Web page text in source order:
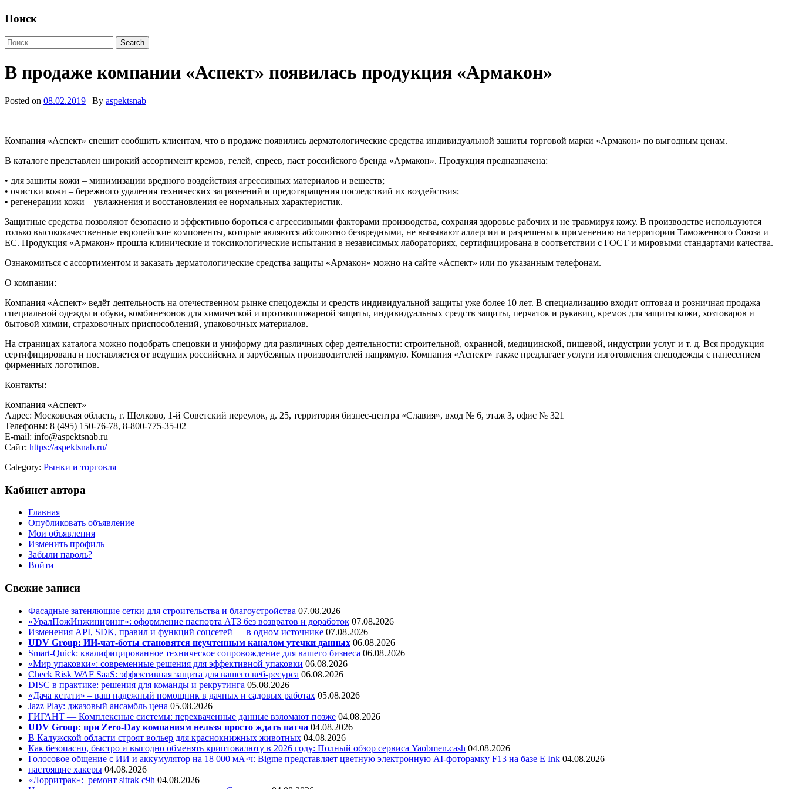
Поиск
В продаже компании «Аспект» появилась продукция «Армакон»
Posted on 08.02.2019 | By aspektsnab
Компания «Аспект» спешит сообщить клиентам, что в продаже появились дерматологические средства индивидуальной защиты торговой марки «Армакон» по выгодным ценам.
В каталоге представлен широкий ассортимент кремов, гелей, спреев, паст российского бренда «Армакон». Продукция предназначена:
• для защиты кожи – минимизации вредного воздействия агрессивных материалов и веществ;
• очистки кожи – бережного удаления технических загрязнений и предотвращения последствий их воздействия;
• регенерации кожи – увлажнения и восстановления ее нормальных характеристик.
Защитные средства позволяют безопасно и эффективно бороться с агрессивными факторами производства, сохраняя здоровье рабочих и не травмируя кожу. В производстве используются
только высококачественные европейские компоненты, которые являются абсолютно безвредными, не вызывают аллергии и разрешены к применению на территории Таможенного Союза и
ЕС. Продукция «Армакон» прошла клинические и токсикологические испытания в независимых лабораториях, сертифицирована в соответствии с ГОСТ и мировыми стандартами качества.
Ознакомиться с ассортиментом и заказать дерматологические средства защиты «Армакон» можно на сайте «Аспект» или по указанным телефонам.
О компании:
Компания «Аспект» ведёт деятельность на отечественном рынке спецодежды и средств индивидуальной защиты уже более 10 лет. В специализацию входит оптовая и розничная продажа
специальной одежды и обуви, комбинезонов для химической и противопожарной защиты, индивидуальных средств защиты, перчаток и рукавиц, кремов для защиты кожи, хозтоваров и
бытовой химии, страховочных приспособлений, упаковочных материалов.
На страницах каталога можно подобрать спецовки и униформу для различных сфер деятельности: строительной, охранной, медицинской, пищевой, индустрии услуг и т. д. Вся продукция
сертифицирована и поставляется от ведущих российских и зарубежных производителей напрямую. Компания «Аспект» также предлагает услуги изготовления спецодежды с нанесением
фирменных логотипов.
Контакты:
Компания «Аспект»
Адрес: Московская область, г. Щелково, 1-й Советский переулок, д. 25, территория бизнес-центра «Славия», вход № 6, этаж 3, офис № 321
Телефоны: 8 (495) 150-76-78, 8-800-775-35-02
E-mail: info@aspektsnab.ru
Сайт: https://aspektsnab.ru/
Category: Рынки и торговля
Кабинет автора
Главная
Опубликовать объявление
Мои объявления
Изменить профиль
Забыли пароль?
Войти
Свежие записи
Фасадные затеняющие сетки для строительства и благоустройства 07.08.2026
«УралПожИнжиниринг»: оформление паспорта АТЗ без возвратов и доработок 07.08.2026
Изменения API, SDK, правил и функций соцсетей — в одном источнике 07.08.2026
UDV Group: ИИ-чат-боты становятся неучтенным каналом утечки данных 06.08.2026
Smart-Quick: квалифицированное техническое сопровождение для вашего бизнеса 06.08.2026
«Мир упаковки»: современные решения для эффективной упаковки 06.08.2026
Check Risk WAF SaaS: эффективная защита для вашего веб-ресурса 06.08.2026
DISC в практике: решения для команды и рекрутинга 05.08.2026
«Дача кстати» – ваш надежный помощник в дачных и садовых работах 05.08.2026
Jazz Play: джазовый ансамбль цена 05.08.2026
ГИГАНТ — Комплексные системы: перехваченные данные взломают позже 04.08.2026
UDV Group: при Zero-Day компаниям нельзя просто ждать патча 04.08.2026
В Калужской области строят вольер для краснокнижных животных 04.08.2026
Как безопасно, быстро и выгодно обменять криптовалюту в 2026 году: Полный обзор сервиса Yaobmen.cash 04.08.2026
Голосовое общение с ИИ и аккумулятор на 18 000 мА·ч: Bigme представляет цветную электронную AI-фоторамку F13 на базе E Ink 04.08.2026
настоящие хакеры 04.08.2026
«Лорритрак»: ремонт sitrak c9h 04.08.2026